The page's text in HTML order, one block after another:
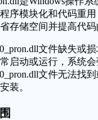
序模块化和代码重
存储空间并提高代码
文件缺失或
启动或运行，系统会
文件无法找
装。